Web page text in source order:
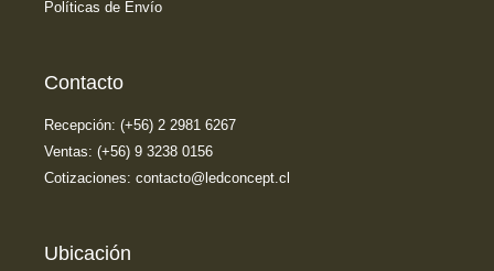
Políticas de Envío
Contacto
Recepción: (+56) 2 2981 6267
Ventas: (+56) 9 3238 0156
Cotizaciones: contacto@ledconcept.cl
Ubicación